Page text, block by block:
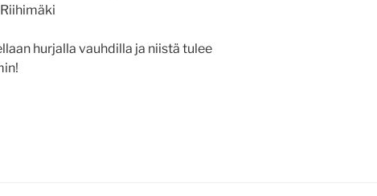
hurjalla vauhdilla ja niistä tulee